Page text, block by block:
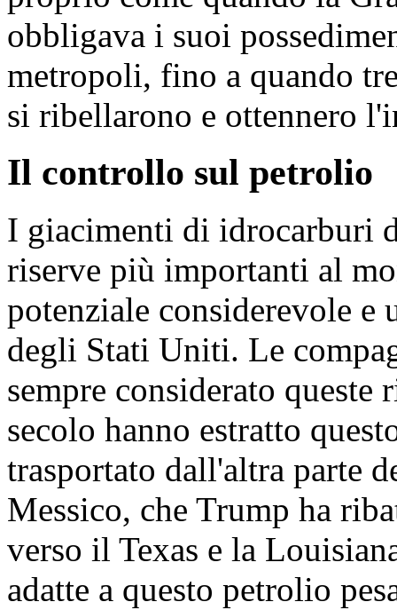
obbligava i suoi
metropoli, fino a quando
si ribellarono e ottennero
Il controllo sul petrolio
I giacimenti di idrocarburi
riserve più importanti al
potenziale considerevole
degli Stati Uniti. Le
sempre considerato queste
secolo hanno estratto
trasportato dall'altra parte
Messico, che Trump ha
verso il Texas e la
adatte a questo petrolio